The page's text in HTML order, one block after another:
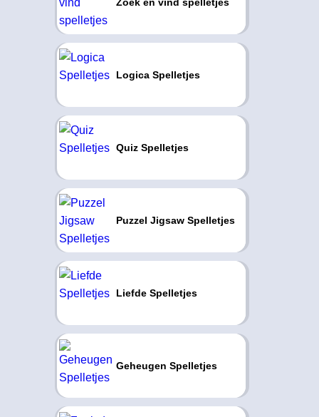
Logica Spelletjes
Quiz Spelletjes
Puzzel Jigsaw Spelletjes
Liefde Spelletjes
Geheugen Spelletjes